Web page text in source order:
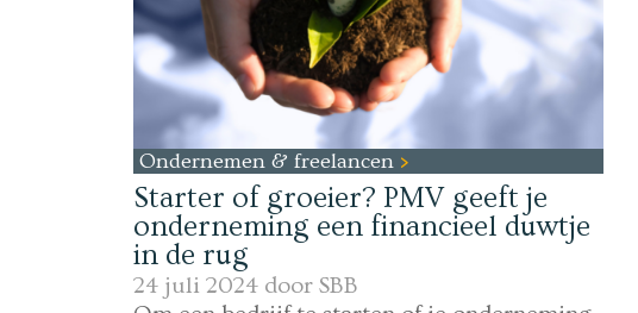
Ondernemen & freelancen
Starter of groeier? PMV geeft je
onderneming een financieel duwtje
in de rug
24 juli 2024 door SBB